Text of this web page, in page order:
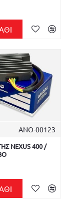
ΑΝΟ-00123
NEXUS 400 /